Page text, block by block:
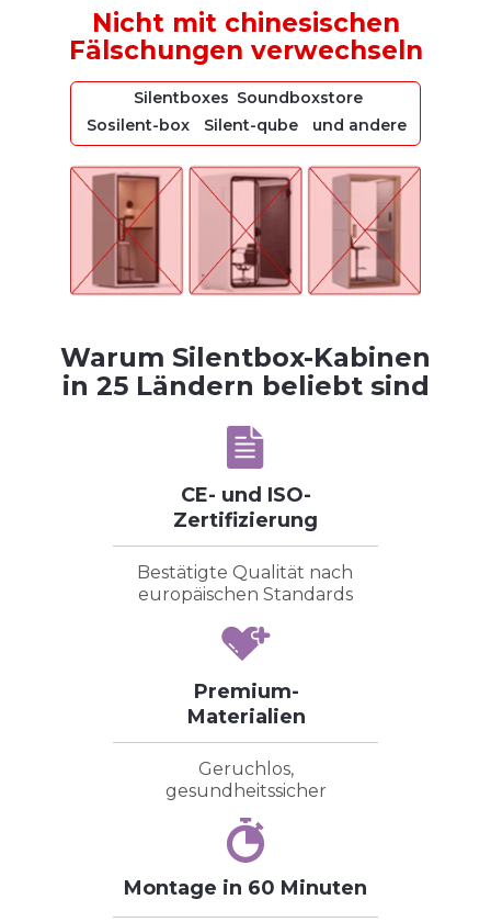
und andere
Silent-qube
Sosilent-box
Soundboxstore
Silentboxes
Warum Silentbox-Kabinen
in 25 Ländern beliebt sind
Nicht mit chinesischen
Fälschungen verwechseln
CE- und ISO-
Zertifizierung
Bestätigte Qualität nach
europäischen Standards
Premium-
Materialien
Geruchlos,
gesundheitssicher
Montage in 60 Minuten